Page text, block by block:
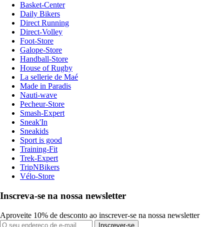
Basket-Center
Daily Bikers
Direct Running
Direct-Volley
Foot-Store
Galope-Store
Handball-Store
House of Rugby
La sellerie de Maé
Made in Paradis
Nauti-wave
Pecheur-Store
Smash-Expert
Sneak'In
Sneakids
Sport is good
Training-Fit
Trek-Expert
TripNBikers
Vélo-Store
Inscreva-se na nossa newsletter
Aproveite 10% de desconto ao inscrever-se na nossa newsletter
Inscrever-se